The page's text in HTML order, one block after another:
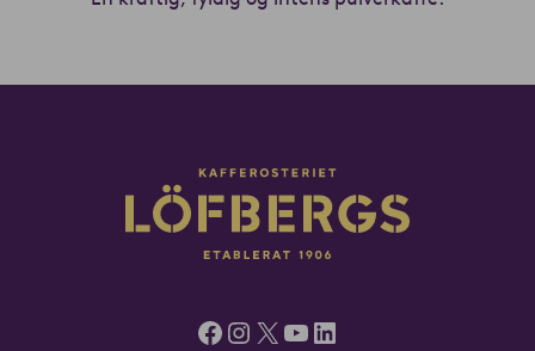
Facebook
Instagram
X YouTube
LinkedIn